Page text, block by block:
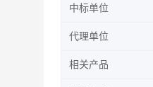
中标单位
代理单位
相关产品